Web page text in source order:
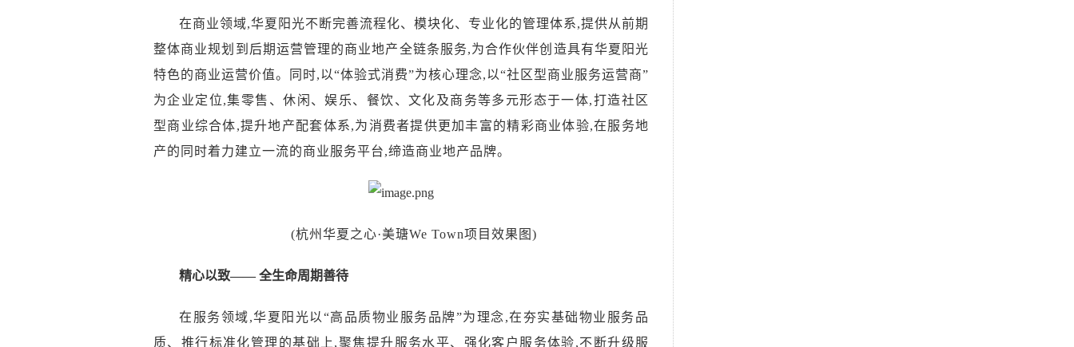
在商业领域,华夏阳光不断完善流程化、模块化、专业化的管理体系,提供从前期
整体商业规划到后期运营管理的商业地产全链条服务,为合作伙伴创造具有华夏阳光
特色的商业运营价值。
同时,以“体验式消费”为核心理念,以“社区型商业服务运营商”
为企业定位,集零售、休闲、娱乐、餐饮、文化及商务等多元形态于一体,打造社区
型商业综合体,提升地产配套体系,为消费者提供更加丰富的精彩商业体验,在服务地
产的同时着力建立一流的商业服务平台,缔造商业地产品牌。
(杭州华夏之心·美瑭We Town项目效果图)
精心以致—— 全生命周期善待
在服务领域,华夏阳光以“高品质物业服务品牌”为理念,在夯实基础物业服务品
质、推行标准化管理的基础上,聚焦提升服务水平、强化客户服务体验,不断升级服